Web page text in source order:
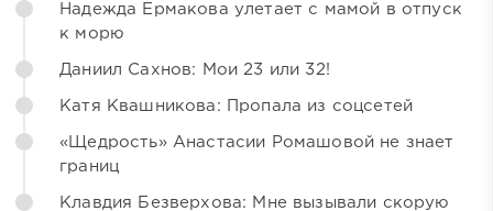
Надежда Ермакова улетает с мамой в отпуск
к морю
Даниил Сахнов: Мои 23 или 32!
Катя Квашникова: Пропала из соцсетей
«Щедрость» Анастасии Ромашовой не знает
границ
Клавдия Безверхова: Мне вызывали скорую